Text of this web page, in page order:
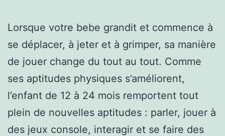
Lorsque votre bebe grandit et commence à
se déplacer, à jeter et à grimper, sa manière
de jouer change du tout au tout. Comme
ses aptitudes physiques s’améliorent,
l’enfant de 12 à 24 mois remportent tout
plein de nouvelles aptitudes : parler, jouer à
des jeux console, interagir et se faire des